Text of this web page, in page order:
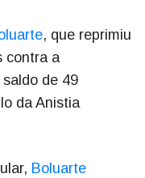
, que reprimiu
contra a
de 49
da Anistia
Boluarte